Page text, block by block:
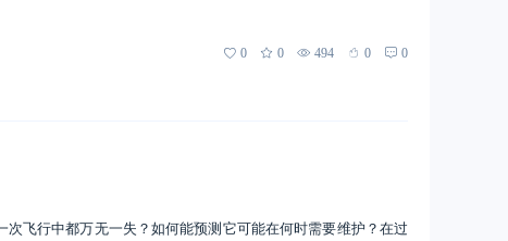
0 0 494 0 0
飞行中都万无一失？如何能预测它可能在何时需要维护？在过